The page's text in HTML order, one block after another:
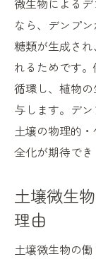
微生物による
なら、デンプ
糖類が生成さ
れるためです
循環し、植物
与します。デ
土壌の物理的
全化が期待でき
土壌微生
理由
土壌微生物の